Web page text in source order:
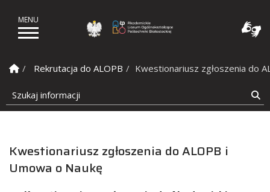
Strona Główna
Rekrutacja do ALOPB
Kwestionariusz zgłoszenia do
Szukaj informacji
Kwestionariusz zgłoszenia do ALOPB i
Umowa o Naukę